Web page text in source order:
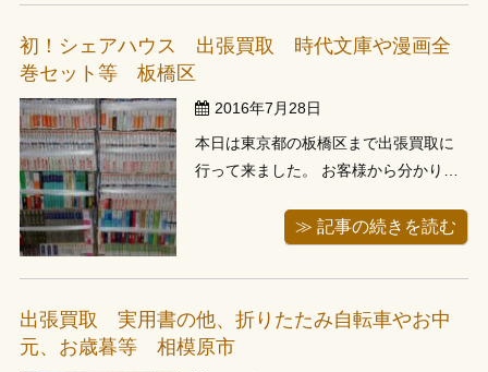
び頂きました。お伺いし本棚を拝見し
ますと、思想系の古書や全集が多くあ
り、後から数えてみると約800冊程ござ
初！シェアハウス 出張買取 時代文庫や漫画全
巻セット等 板橋区
2016年7月28日
本日は東京都の板橋区まで出張買取に
行って来ました。 お客様から分かり難
下さいとのことでしたため、到着後お
スでした。 １階のリビングに入ります
と、すごく綺麗で驚きました。 お客様
の漫画全巻セットを最初に査定、その
後...
≫ 記事の続きを読む
出張買取 実用書の他、折りたたみ自転車やお中
元、お歳暮等 相模原市